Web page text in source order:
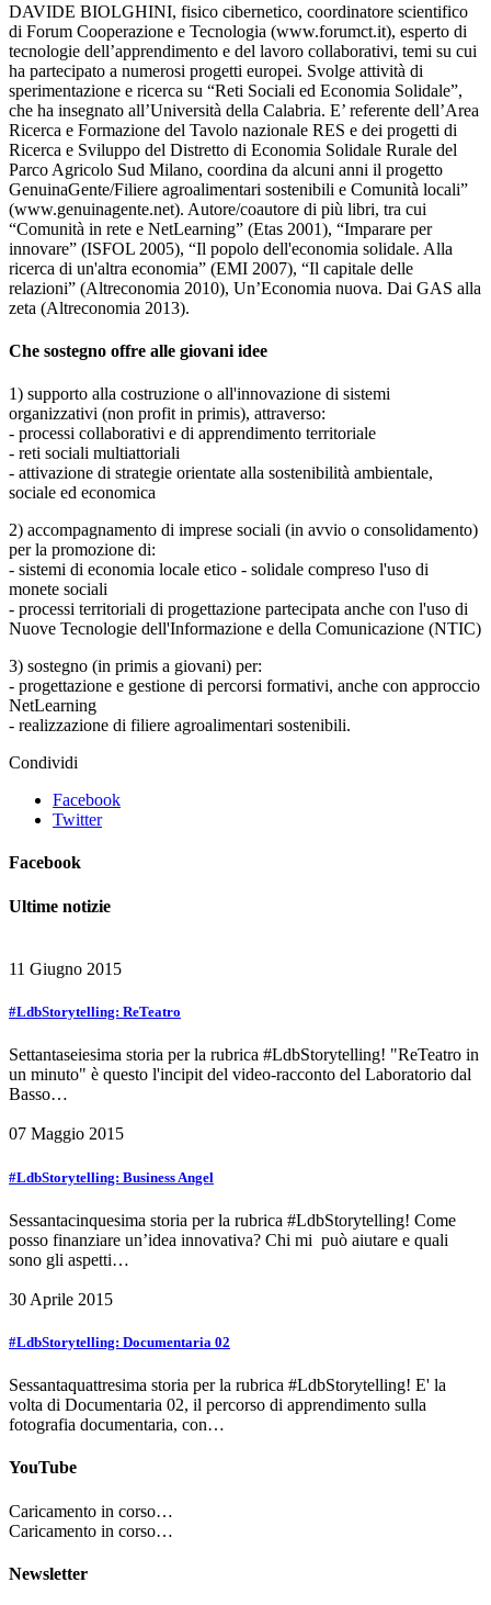
DAVIDE BIOLGHINI, fisico cibernetico, coordinatore scientifico
di Forum Cooperazione e Tecnologia (www.forumct.it), esperto di
tecnologie dell’apprendimento e del lavoro collaborativi, temi su cui
ha partecipato a numerosi progetti europei. Svolge attività di
sperimentazione e ricerca su “Reti Sociali ed Economia Solidale”,
che ha insegnato all’Università della Calabria. E’ referente dell’Area
Ricerca e Formazione del Tavolo nazionale RES e dei progetti di
Ricerca e Sviluppo del Distretto di Economia Solidale Rurale del
Parco Agricolo Sud Milano, coordina da alcuni anni il progetto
GenuinaGente/Filiere agroalimentari sostenibili e Comunità locali”
(www.genuinagente.net). Autore/coautore di più libri, tra cui
“Comunità in rete e NetLearning” (Etas 2001), “Imparare per
innovare” (ISFOL 2005), “Il popolo dell'economia solidale. Alla
ricerca di un'altra economia” (EMI 2007), “Il capitale delle
relazioni” (Altreconomia 2010), Un’Economia nuova. Dai GAS alla
zeta (Altreconomia 2013).
Che sostegno offre alle giovani idee
1) supporto alla costruzione o all'innovazione di sistemi
organizzativi (non profit in primis), attraverso:
- processi collaborativi e di apprendimento territoriale
- reti sociali multiattoriali
- attivazione di strategie orientate alla sostenibilità ambientale,
sociale ed economica
2) accompagnamento di imprese sociali (in avvio o consolidamento)
per la promozione di:
- sistemi di economia locale etico - solidale compreso l'uso di
monete sociali
- processi territoriali di progettazione partecipata anche con l'uso di
Nuove Tecnologie dell'Informazione e della Comunicazione (NTIC)
3) sostegno (in primis a giovani) per:
- progettazione e gestione di percorsi formativi, anche con approccio
NetLearning
- realizzazione di filiere agroalimentari sostenibili.
Condividi
Facebook
Twitter
Facebook
Ultime notizie
11 Giugno 2015
#LdbStorytelling: ReTeatro
Settantaseiesima storia per la rubrica #LdbStorytelling! "ReTeatro in
un minuto" è questo l'incipit del video-racconto del Laboratorio dal
Basso…
07 Maggio 2015
#LdbStorytelling: Business Angel
Sessantacinquesima storia per la rubrica #LdbStorytelling! Come
posso finanziare un’idea innovativa? Chi mi può aiutare e quali
sono gli aspetti…
30 Aprile 2015
#LdbStorytelling: Documentaria 02
Sessantaquattresima storia per la rubrica #LdbStorytelling! E' la
volta di Documentaria 02, il percorso di apprendimento sulla
fotografia documentaria, con…
YouTube
Caricamento in corso…
Caricamento in corso…
Newsletter